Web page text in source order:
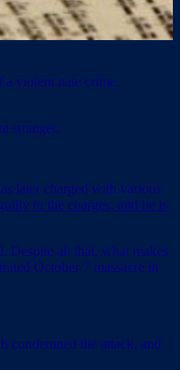
violent hate crime.
stranger.
later charged with various
to the charges, and he is
Despite all that, what makes
October 7 massacre in
condemned the attack, and